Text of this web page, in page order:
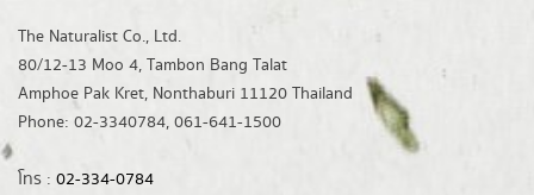
The Naturalist Co., Ltd.
80/12-13 Moo 4, Tambon Bang Talat
Amphoe Pak Kret, Nonthaburi 11120 Thailand
Phone: 02-3340784, 061-641-1500
โทร : 02-334-0784